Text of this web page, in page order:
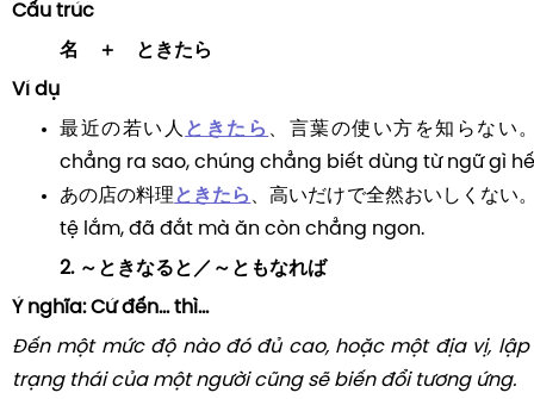
Cấu trúc
名 ＋ ときたら
Ví dụ
最近の若い人 ときたら 、言葉の使い方を知らない
chẳng ra sao, chúng chẳng biết dùng từ ngữ gì
あの店の料理ときたら 、高いだけで全然おいしくな
tệ lắm, đã đắt mà ăn còn chẳng ngon.
2. ～ときなると／～ともなれば
Ý nghĩa:Cứ đến... thì...
Đến một mức độ nào đó đủ cao, hoặc một địa vị,
trạng thái của một người cũng sẽ biến đổi tương ứng.